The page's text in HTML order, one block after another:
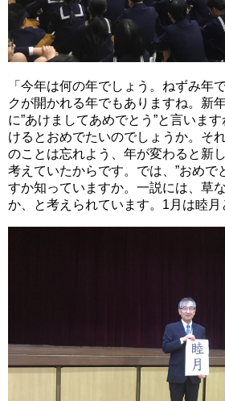
「今年は何の年でしょう。ねずみ年
クが開かれる年でもありますね。新
に”あけましてあめでとう”と言いま
けるとおめでたいのでしょうか。そ
のことは忘れよう、年が変わると新
考えていたからです。では、”おめで
すか知っていますか。一説には、草
か、と考えられています。1月は睦月